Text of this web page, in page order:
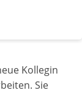
Kollegin
Sie